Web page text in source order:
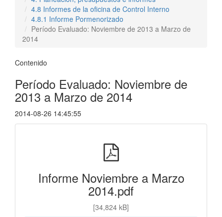
4.8 Informes de la oficina de Control Interno
4.8.1 Informe Pormenorizado
Período Evaluado: Noviembre de 2013 a Marzo de
2014
Contenido
Período Evaluado: Noviembre de
2013 a Marzo de 2014
2014-08-26 14:45:55
Informe Noviembre a Marzo
2014.pdf
[34,824 kB]